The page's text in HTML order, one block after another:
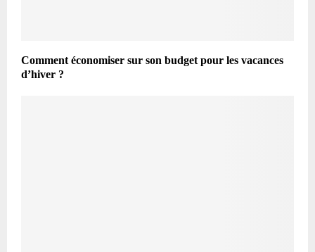
Comment économiser sur son budget pour les vacances
d’hiver ?